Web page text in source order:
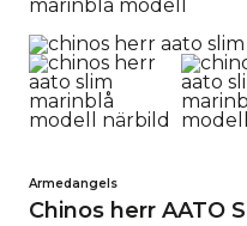
Armedangels
Chinos herr AATO